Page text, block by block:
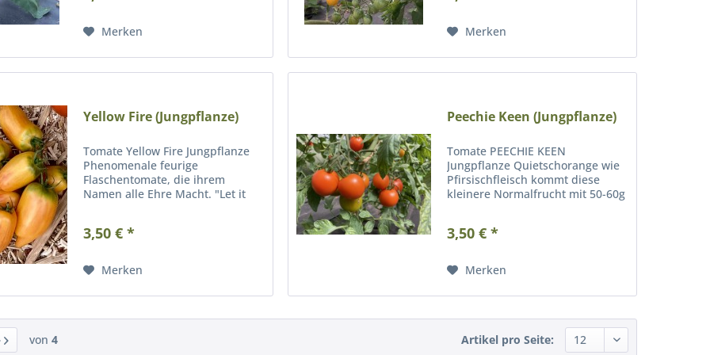
Merken Merken
Yellow Fire (Jungpflanze)
Tomate Yellow Fire Jungpflanze
Phenomenale feurige
Flaschentomate, die ihrem
Namen alle Ehre Macht. "Let it
farbenfrohes Feuerwerk ab.
die mit...
3,50 € *
Merken
Peechie Keen (Jungpflanze)
Tomate PEECHIE KEEN
Jungpflanze Quietschorange wie
Pfirsischfleisch kommt diese
kleinere Normalfrucht mit 50-60g
diesen Exoten. Sehr frühe Sorte.
3,50 € *
Merken
von 4 Artikel pro Seite: